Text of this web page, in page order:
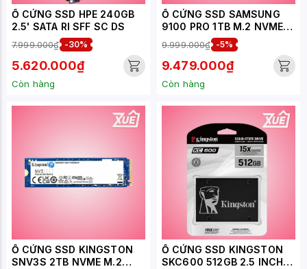
Ổ CỨNG SSD HPE 240GB
2.5' SATA RI SFF SC DS
7.999.000₫ -30%
5.620.000₫
Còn hàng
Ổ CỨNG SSD SAMSUNG
9100 PRO 1TB M.2 NVME
M.2 2280 PCIE GEN5.0 X4
MZ-VAP1T0BW
9.999.000₫ -5%
9.479.000₫
Còn hàng
Ổ CỨNG SSD KINGSTON
SNV3S 2TB NVME M.2
Ổ CỨNG SSD KINGSTON
SKC600 512GB 2.5 INCH